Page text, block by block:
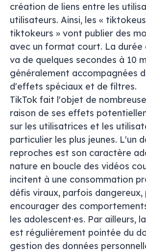
création de liens entre les
utilisateurs. Ainsi, les «
tiktokeurs » vont publier des
avec un format court. La durée
va de quelques secondes à 10
généralement accompagnées
d'effets spéciaux et de filtres.
TikTok fait l'objet de
raison de ses effets
sur les utilisatrices et les
particulier les plus jeunes. L'un
reproches est son caractère
nature en boucle des vidéos
incitent à une consommation
défis viraux, parfois dangereux,
encourager des
les adolescent·es. Par ailleurs,
est régulièrement pointée du
gestion des données